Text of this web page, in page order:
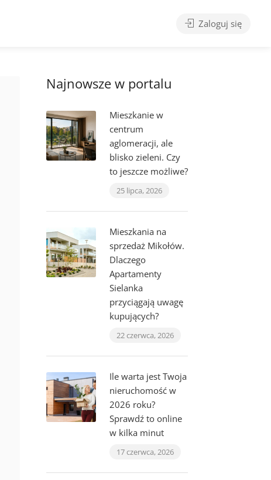
Zaloguj się
Najnowsze w portalu
Mieszkanie w
centrum
aglomeracji, ale
blisko zieleni. Czy
to jeszcze możliwe?
25 lipca, 2026
Mieszkania na
sprzedaż Mikołów.
Dlaczego
Apartamenty
Sielanka
przyciągają uwagę
kupujących?
22 czerwca, 2026
Ile warta jest Twoja
nieruchomość w
2026 roku?
Sprawdź to online
w kilka minut
17 czerwca, 2026